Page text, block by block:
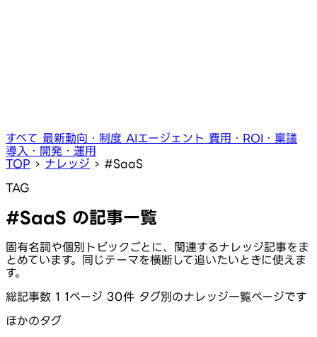
すべて 最新動向・制度 AIエージェント 費用・ROI・稟議
導入・開発・運用
TOP › ナレッジ › #SaaS
TAG
#SaaS の記事一覧
固有名詞や個別トピックごとに、関連するナレッジ記事をま
とめています。同じテーマを横断して追いたいときに使えま
す。
総記事数 1 1ページ 30件 タグ別のナレッジ一覧ページです
ほかのタグ